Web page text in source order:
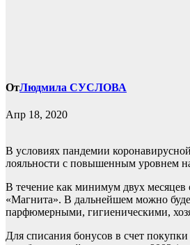
ОтЛюдмила СУСЛОВА
Апр 18, 2020
В условиях пандемии
лояльности с повышенным уровнем
В течение как минимум двух месяцев
«Магнита». В дальнейшем можно
парфюмерными, гигиеническими,
Для списания бонусов в счет